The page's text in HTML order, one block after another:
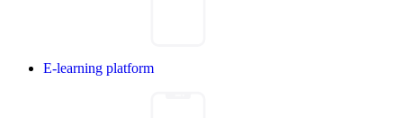
E-learning platform